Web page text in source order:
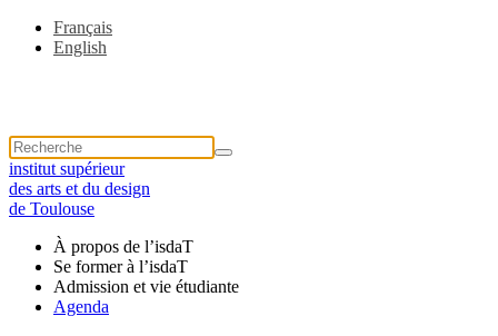
Français
English
institut supérieur
des arts et du design
de Toulouse
À propos de l’isdaT
Se former à l’isdaT
Admission et vie étudiante
Agenda